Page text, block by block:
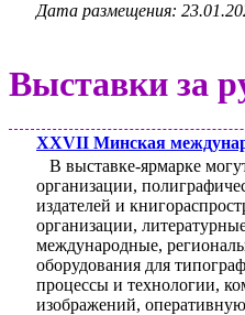
Дата размещения:
Выставки за
XXVII Минская
В выставке-ярмарке
организации,
издателей и
организации,
международные,
оборудования для
процессы и технологии,
изображений,